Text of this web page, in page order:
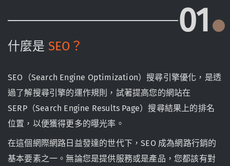
01
什麼是 SEO？
SEO（Search Engine Optimization）搜尋引擎優化，是透
過了解搜尋引擎的運作規則，試著提高您的網站在
SERP（Search Engine Results Page）搜尋結果上的排名
位置，以便獲得更多的曝光率。
在這個網際網路日益發達的世代下，SEO 成為網路行銷的
基本要素之一。無論您是提供服務或是產品，您都該有對